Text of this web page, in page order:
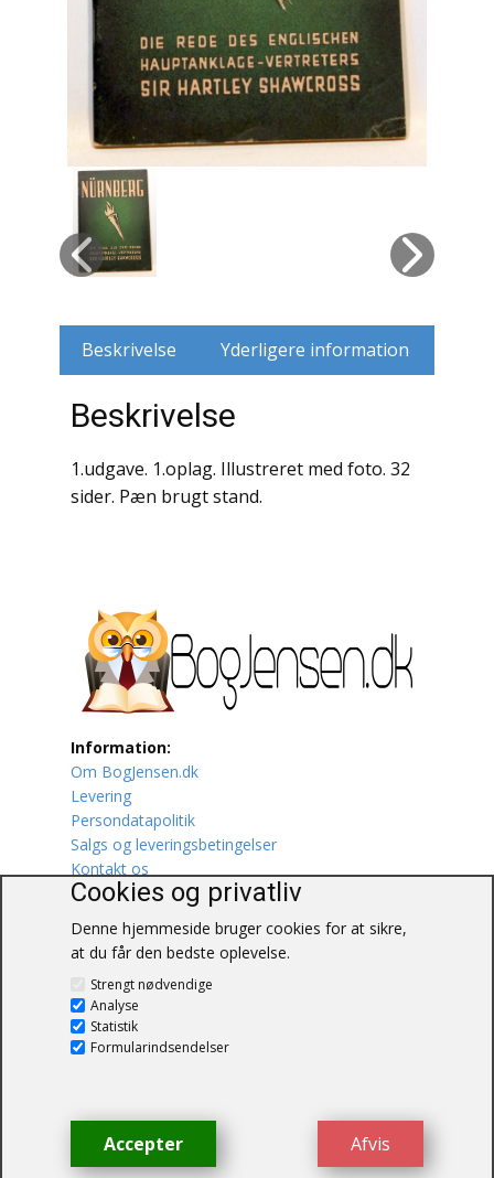
Håndværk
Historie
Hobby
Hus / Have
Husdyr
Krige / Slag
Krop / Sind
Litteraturhistorie
Lokalhistorie / Topografi
Lystfiskeri
Mad
Musik
Mytologi / Sagn / Sagaer
Naturen
Oldtidskundskab
Beskrivelse Yderligere information
Beskrivelse
1.udgave. 1.oplag. Illustreret med foto. 32
sider. Pæn brugt stand.
Information:
Om BogJensen.dk
Levering
Persondatapolitik
Salgs og leveringsbetingelser
Kontakt os
Blåkærvej 25
6052 Viuf
Tlf.:60703190
© BogJensen.dk – Alle rettigheder
forbeholdes.
Cookies og privatliv
Denne hjemmeside bruger cookies for at sikre,
at du får den bedste oplevelse.
Strengt nødvendige
Analyse
Statistik
Formularindsendelser
Afvis
Accepter